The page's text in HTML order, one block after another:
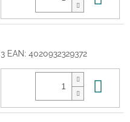
EAN: 4020932329372